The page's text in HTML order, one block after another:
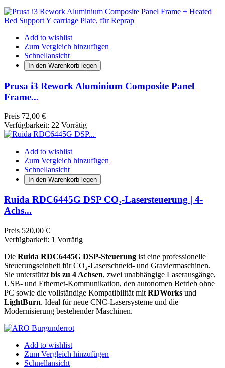
Add to wishlist
Zum Vergleich hinzufügen
Schnellansicht
In den Warenkorb legen
Prusa i3 Rework Aluminium Composite Panel
Frame...
Preis 72,00 €
Verfügbarkeit: 22 Vorrätig
Add to wishlist
Zum Vergleich hinzufügen
Schnellansicht
In den Warenkorb legen
Ruida RDC6445G DSP CO₂-Lasersteuerung | 4-
Achs...
Preis 520,00 €
Verfügbarkeit: 1 Vorrätig
Die Ruida RDC6445G DSP-Steuerung ist eine professionelle
Steuerungseinheit für CO₂-Laserschneid- und Graviermaschinen.
Sie unterstützt bis zu 4 Achsen, zwei unabhängige Laserausgänge,
USB- und Ethernet-Kommunikation, den autonomen Betrieb ohne
PC sowie die vollständige Kompatibilität mit RDWorks und
LightBurn. Ideal für neue CNC-Lasersysteme und die
Modernisierung bestehender Maschinen.
Add to wishlist
Zum Vergleich hinzufügen
Schnellansicht